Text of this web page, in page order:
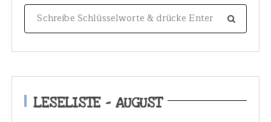
S
e
c
h
f LESELISTE – AUGUST